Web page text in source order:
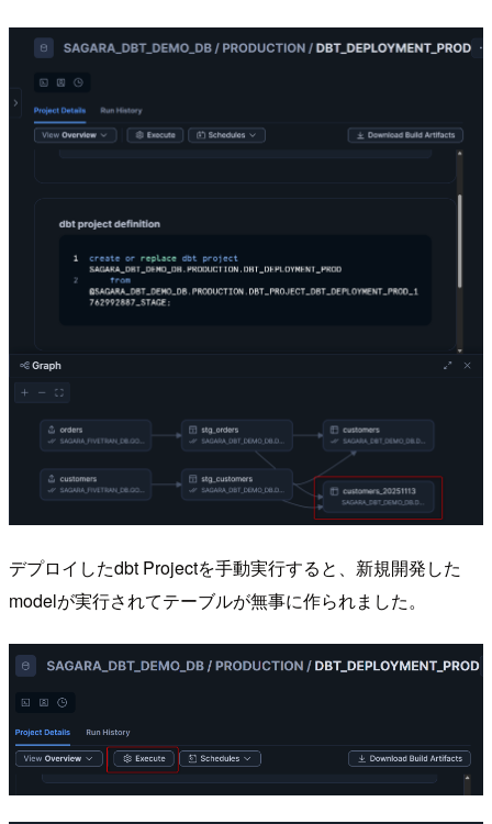
デプロイしたdbt Projectを手動実行すると、新規開発した
modelが実行されてテーブルが無事に作られました。